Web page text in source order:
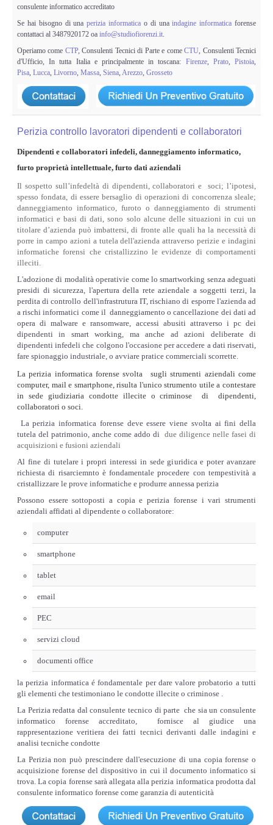
consulente informatico accreditato
Se hai bisogno di unaperizia informatica o di unaindagine informatica forense
contattaci al 3487920172 oa info@studiofiorenzi.it.
Operiamo come CTP, Consulenti Tecnici di Parte e comeCTU, Consulenti Tecnici
d'Ufficio, In tutta Italia e principalmente in toscana: Firenze, Prato,Pistoia,
Pisa, Lucca, Livorno, Massa, Siena, Arezzo, Grosseto
Perizia controllo lavoratori dipendenti e collaboratori
Dipendenti e collaboratori infedeli, danneggiamento informatico,
furto proprietà intellettuale, furto dati aziendali
Il sospetto sull’infedeltà di dipendenti, collaboratori e soci; l’ipotesi,
spesso fondata, di essere bersaglio di operazioni di concorrenza sleale;
danneggiamento informatico, furoto o danneggiamento di strumenti
informatici e basi di dati, sono solo alcune delle situazioni in cui un
titolare d’azienda può imbattersi, di fronte alle quali ha la necessità di
porre in campo azioni a tutela dell'azienda attraverso perizie e indagini
informatiche forensi che cristallizzino le evidenze di comportamenti
illeciti.
L'adozione di modalità operativie come lo smartworking senza adeguati
presidi di sicurezza, l'apertura della rete aziendale a soggetti terzi, la
perdita di controllo dell'infrastrutura IT, rischiano di esporre l'azienda ad
a rischi informatici come il danneggiamento o cancellazione dei dati ad
opera di malware e ransomware, accessi abusiti attraverso i pc dei
dipendenti in smart working, ma anche ad azioni deliberate di
dipendenti infedeli che colgono l'occasione per accedere a dati riservati,
fare spionaggio industriale, o avviare pratice commerciali scorrette.
La perizia informatica forense svolta
sugli strumenti aziendali come
computer, mail e smartphone, risulta l'unico strumento utile a contestare
in sede giudiziaria condotte illecite o criminose di dipendenti,
collaboratori o soci.
La perizia informatica forense deve essere viene svolta ai fini della
tutela del patrimonio, anche come addo di due diligence nelle fasei di
acquisizioni e fusioni aziendali
Al fine di tutelare i propri interessi in sede giuridica e poter avanzare
richiesta di risarciemnto è fondamentale procedere con tempestività a
cristallizzare le prove informatiche e produrre annessa perizia
Possono essere sottoposti a copia e perizia forense i vari strumenti
aziendali affidati al dipendente o collaboratore:
computer
smartphone
tablet
email
PEC
servizi cloud
documenti office
la perizia informatica é fondamentale per dare valore probatorio a tutti
gli elementi che testimoniano le condotte illecite o criminose .
La Perizia redatta dal consulente tecnico di parte che sia un consulente
informatico forense accreditato, fornisce al giudice una
rappresentazione veritiera dei fatti tecnici derivanti dalle indagini e
analisi tecniche condotte
La Perizia non può prescindere dall'esecuzione di una copia forense o
acquisizione forense del dispositivo in cui il documento informatico si
trova. La copia forense sarà allegata alla perizia informatica prodotta dal
consulente informatico forense come garanzia di autenticità